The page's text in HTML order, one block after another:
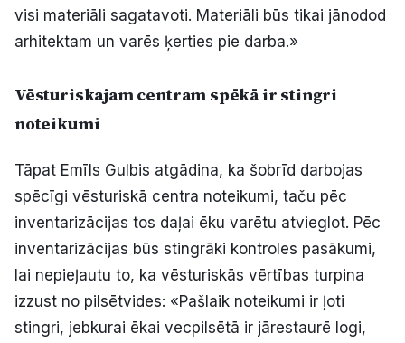
visi materiāli sagatavoti. Materiāli būs tikai jānodod
arhitektam un varēs ķerties pie darba.»
Vēsturiskajam centram spēkā ir stingri
noteikumi
Tāpat Emīls Gulbis atgādina, ka šobrīd darbojas
spēcīgi vēsturiskā centra noteikumi, taču pēc
inventarizācijas tos daļai ēku varētu atvieglot. Pēc
inventarizācijas būs stingrāki kontroles pasākumi,
lai nepieļautu to, ka vēsturiskās vērtības turpina
izzust no pilsētvides: «Pašlaik noteikumi ir ļoti
stingri, jebkurai ēkai vecpilsētā ir jārestaurē logi,